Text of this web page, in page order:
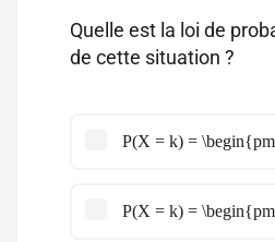
Quelle est la loi de
de cette situation ?
P(X = k) =
P(X = k) =